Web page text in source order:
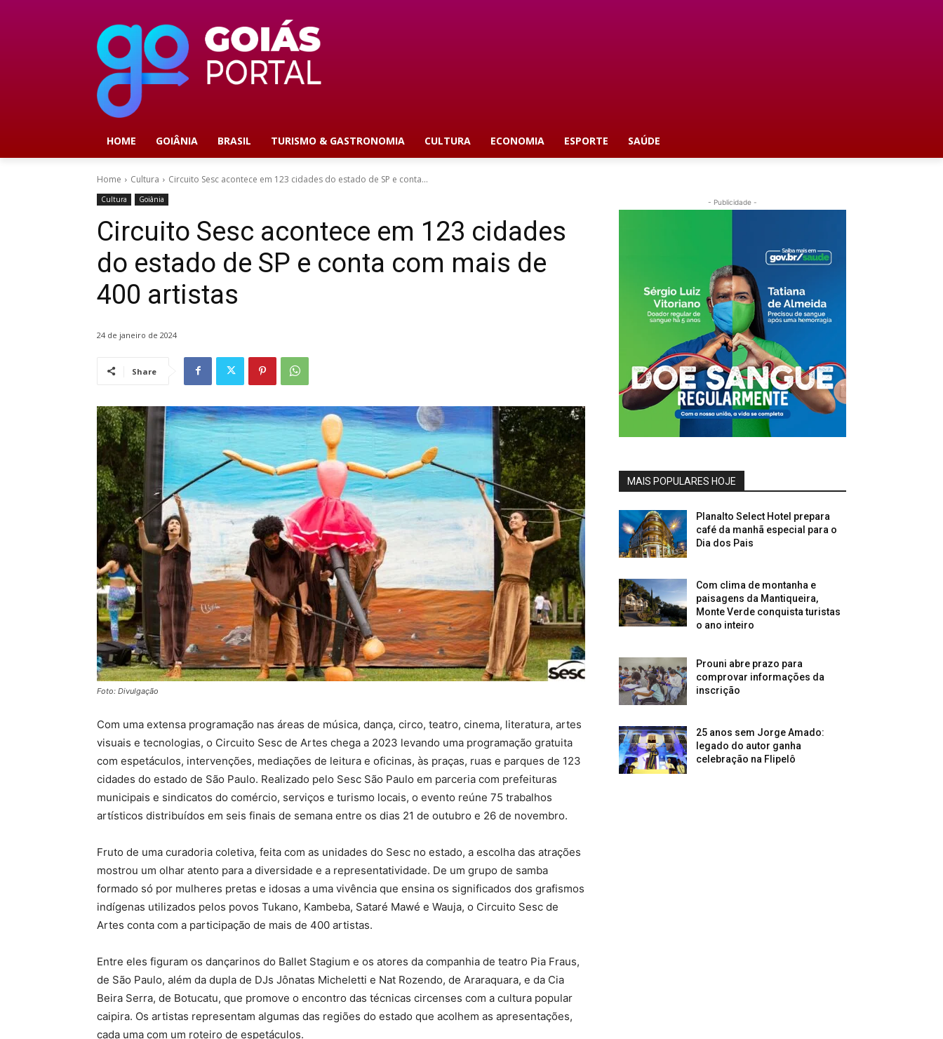
HOME GOIÂNIA BRASIL TURISMO & GASTRONOMIA CULTURA ECONOMIA ESPORTE SAÚDE
Home Cultura Circuito Sesc acontece em 123 cidades do estado de SP e conta...
Cultura Goiânia
Circuito Sesc acontece em 123 cidades
do estado de SP e conta com mais de
400 artistas
24 de janeiro de 2024
Share
Foto: Divulgação
Com uma extensa programação nas áreas de música, dança, circo, teatro, cinema, literatura, artes
visuais e tecnologias, o Circuito Sesc de Artes chega a 2023 levando uma programação gratuita
com espetáculos, intervenções, mediações de leitura e oficinas, às praças, ruas e parques de 123
cidades do estado de São Paulo. Realizado pelo Sesc São Paulo em parceria com prefeituras
municipais e sindicatos do comércio, serviços e turismo locais, o evento reúne 75 trabalhos
artísticos distribuídos em seis finais de semana entre os dias 21 de outubro e 26 de novembro.
Fruto de uma curadoria coletiva, feita com as unidades do Sesc no estado, a escolha das atrações
mostrou um olhar atento para a diversidade e a representatividade. De um grupo de samba
formado só por mulheres pretas e idosas a uma vivência que ensina os significados dos grafismos
indígenas utilizados pelos povos Tukano, Kambeba, Sataré Mawé e Wauja, o Circuito Sesc de
Artes conta com a participação de mais de 400 artistas.
Entre eles figuram os dançarinos do Ballet Stagium e os atores da companhia de teatro Pia Fraus,
de São Paulo, além da dupla de DJs Jônatas Micheletti e Nat Rozendo, de Araraquara, e da Cia
Beira Serra, de Botucatu, que promove o encontro das técnicas circenses com a cultura popular
caipira. Os artistas representam algumas das regiões do estado que acolhem as apresentações,
cada uma com um roteiro de espetáculos.
- Publicidade -
MAIS POPULARES HOJE
Planalto Select Hotel prepara
café da manhã especial para o
Dia dos Pais
Com clima de montanha e
paisagens da Mantiqueira,
Monte Verde conquista turistas
o ano inteiro
Prouni abre prazo para
comprovar informações da
inscrição
25 anos sem Jorge Amado:
legado do autor ganha
celebração na Flipelô